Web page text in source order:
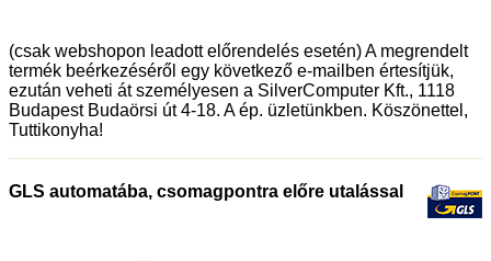
(csak webshopon leadott előrendelés esetén) A megrendelt
termék beérkezéséről egy következő e-mailben értesítjük,
ezután veheti át személyesen a SilverComputer Kft., 1118
Budapest Budaörsi út 4-18. A ép. üzletünkben. Köszönettel,
Tuttikonyha!
GLS automatába, csomagpontra előre utalással